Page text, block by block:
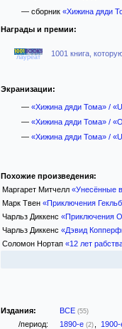
— сборник «Хижина дяди
Награды и премии:
лауреат 1001 книга,
Экранизации:
— «Хижина дяди Тома» /
— «Хижина дяди Тома» /
— «Хижина дяди Тома» /
Похожие произведения:
Маргарет Митчелл «Унесённые
Марк Твен «Приключения
Чарльз Диккенс «Приключения
Чарльз Диккенс «Дэвид
Соломон Нортап «12 лет
Издания: ВСЕ (55)
/период: 1890-е (2) 1900-